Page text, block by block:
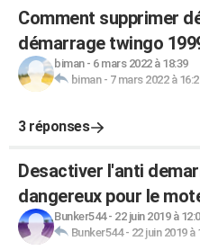
Comment supprimer
démarrage twingo
biman- 6 mars 2022 à 18:39
biman- 7 mars 2022 à
3 réponses
Desactiver l'anti
dangereux pour le
Bunker544- 22 juin 2019 à
Bunker544- 22 juin 2019 à